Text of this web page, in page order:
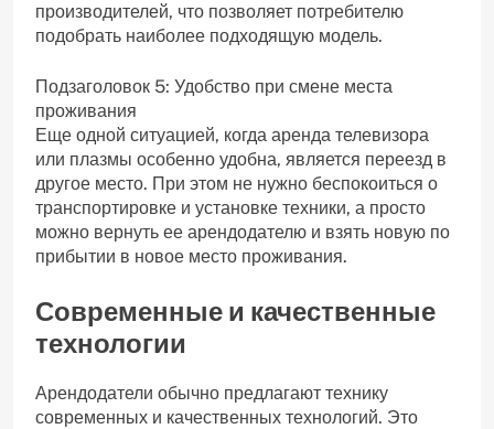
производителей, что позволяет потребителю
подобрать наиболее подходящую модель.
Подзаголовок 5: Удобство при смене места
проживания
Еще одной ситуацией, когда аренда телевизора
или плазмы особенно удобна, является переезд в
другое место. При этом не нужно беспокоиться о
транспортировке и установке техники, а просто
можно вернуть ее арендодателю и взять новую по
прибытии в новое место проживания.
Современные и качественные
технологии
Арендодатели обычно предлагают технику
современных и качественных технологий. Это